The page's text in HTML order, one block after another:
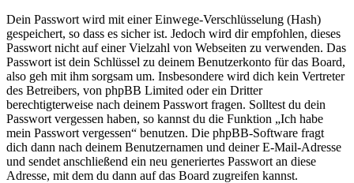
Dein Passwort wird mit einer Einwege-Verschlüsselung (Hash)
gespeichert, so dass es sicher ist. Jedoch wird dir empfohlen, dieses
Passwort nicht auf einer Vielzahl von Webseiten zu verwenden. Das
Passwort ist dein Schlüssel zu deinem Benutzerkonto für das Board,
also geh mit ihm sorgsam um. Insbesondere wird dich kein Vertreter
des Betreibers, von phpBB Limited oder ein Dritter
berechtigterweise nach deinem Passwort fragen. Solltest du dein
Passwort vergessen haben, so kannst du die Funktion „Ich habe
mein Passwort vergessen“ benutzen. Die phpBB-Software fragt
dich dann nach deinem Benutzernamen und deiner E-Mail-Adresse
und sendet anschließend ein neu generiertes Passwort an diese
Adresse, mit dem du dann auf das Board zugreifen kannst.